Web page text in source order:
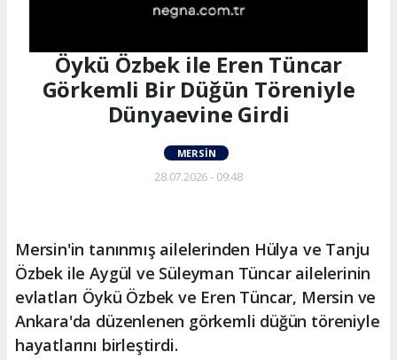
Öykü Özbek ile Eren Tüncar
Görkemli Bir Düğün Töreniyle
Dünyaevine Girdi
MERSIN
28.07.2026 - 09:48
Mersin'in tanınmış ailelerinden Hülya ve Tanju
Özbek ile Aygül ve Süleyman Tüncar ailelerinin
evlatları Öykü Özbek ve Eren Tüncar, Mersin ve
Ankara'da düzenlenen görkemli düğün töreniyle
hayatlarını birleştirdi.